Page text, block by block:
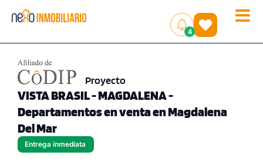
Toggle
4
()
Proyecto
VISTA BRASIL - MAGDALENA -
Departamentos en venta en Magdalena
Del Mar
Entrega inmediata